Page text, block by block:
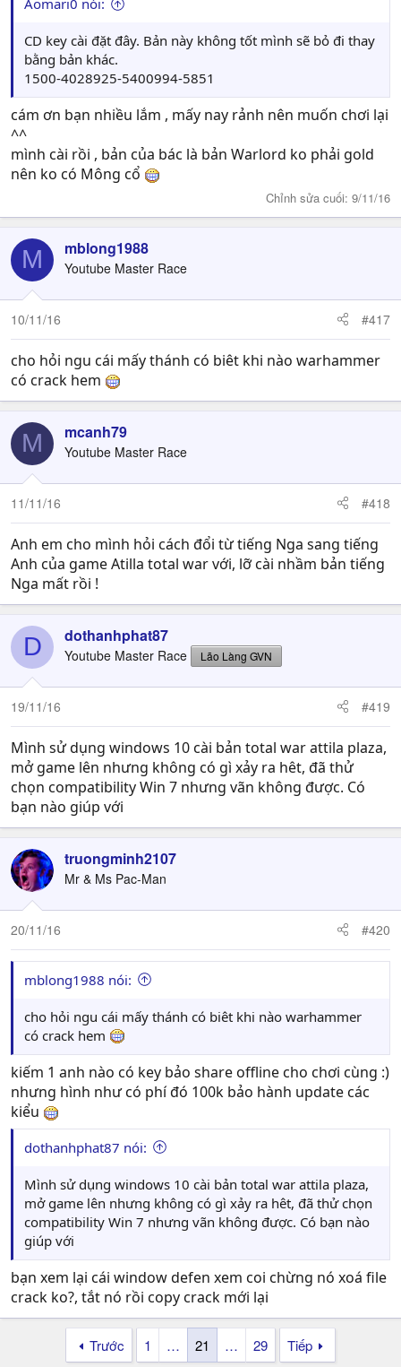
Aomari0 nói:
CD key cài đặt đây. Bản này không tốt mình sẽ bỏ đi thay
bằng bản khác.
1500-4028925-5400994-5851
cám ơn bạn nhiều lắm , mấy nay rảnh nên muốn chơi lại
^^
mình cài rồi , bản của bác là bản Warlord ko phải gold
nên ko có Mông cổ
Chỉnh sửa cuối: 9/11/16
M mblong1988
Youtube Master Race
10/11/16 #417
cho hỏi ngu cái mấy thánh có biêt khi nào warhammer
có crack hem
M mcanh79
Youtube Master Race
11/11/16 #418
Anh em cho mình hỏi cách đổi từ tiếng Nga sang tiếng
Anh của game Atilla total war với, lỡ cài nhầm bản tiếng
Nga mất rồi !
D dothanhphat87
Youtube Master Race Lão Làng GVN
19/11/16 #419
Mình sử dụng windows 10 cài bản total war attila plaza,
mở game lên nhưng không có gì xảy ra hêt, đã thử
chọn compatibility Win 7 nhưng vãn không được. Có
bạn nào giúp với
truongminh2107
Mr & Ms Pac-Man
20/11/16 #420
mblong1988 nói:
cho hỏi ngu cái mấy thánh có biêt khi nào warhammer
có crack hem
kiếm 1 anh nào có key bảo share offline cho chơi cùng :)
nhưng hình như có phí đó 100k bảo hành update các
kiểu
dothanhphat87 nói:
Mình sử dụng windows 10 cài bản total war attila plaza,
mở game lên nhưng không có gì xảy ra hêt, đã thử chọn
compatibility Win 7 nhưng vãn không được. Có bạn nào
giúp với
bạn xem lại cái window defen xem coi chừng nó xoá file
crack ko?, tắt nó rồi copy crack mới lại
Trước 1 … 21 … 29 Tiếp